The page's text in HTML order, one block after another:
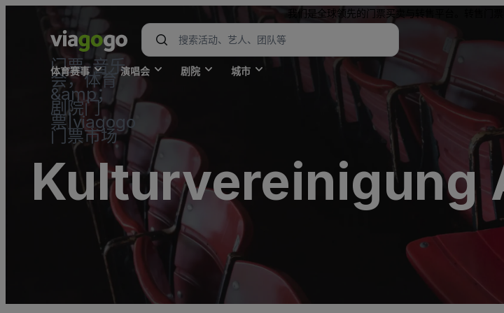
我们是全球领先的门票买卖与转售平台。转售门
门票-音乐
会，体育
&amp；
剧院门
票|viagogo
门票市场
体育赛事 演唱会 剧院 城市
Kulturvereinigung